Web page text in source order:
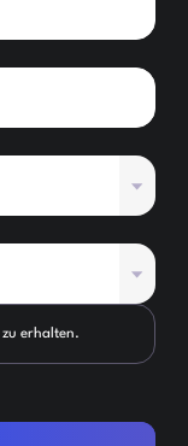
zu erhalten.